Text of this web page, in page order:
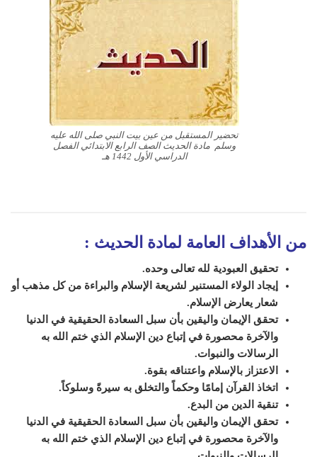
تحضير المستقبل من عين بيت النبي صلى الله عليه
وسلم مادة الحديث الصف الرابع الابتدائي الفصل
الدراسي الأول 1442 هـ
من الأهداف العامة لمادة الحديث :
تحقيق العبودية لله تعالى وحده.
إيجاد الولاء المستنير لشريعة الإسلام والبراءة من كل مذهب أو
شعار يعارض الإسلام.
تحقق الإيمان واليقين بأن سبل السعادة الحقيقية في الدنيا
والآخرة محصورة في إتباع دين الإسلام الذي ختم الله به
الرسالات والنبوات.
الاعتزاز بالإسلام واعتناقه بقوة.
اتخاذ القرآن إمامًا وحكماً والتخلق به سيرةً وسلوكاً.
تنقية الدين من البدع.
تحقق الإيمان واليقين بأن سبل السعادة الحقيقية في الدنيا
والآخرة محصورة في إتباع دين الإسلام الذي ختم الله به